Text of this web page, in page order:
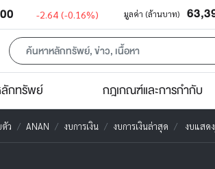
-2.64 (-0.16%) มูลค่า (ล้านบาท)
กทรัพย์ กฎเกณฑ์และการกำกับ
ว ANAN งบการเงิน งบการเงินล่าสุด งบแสด